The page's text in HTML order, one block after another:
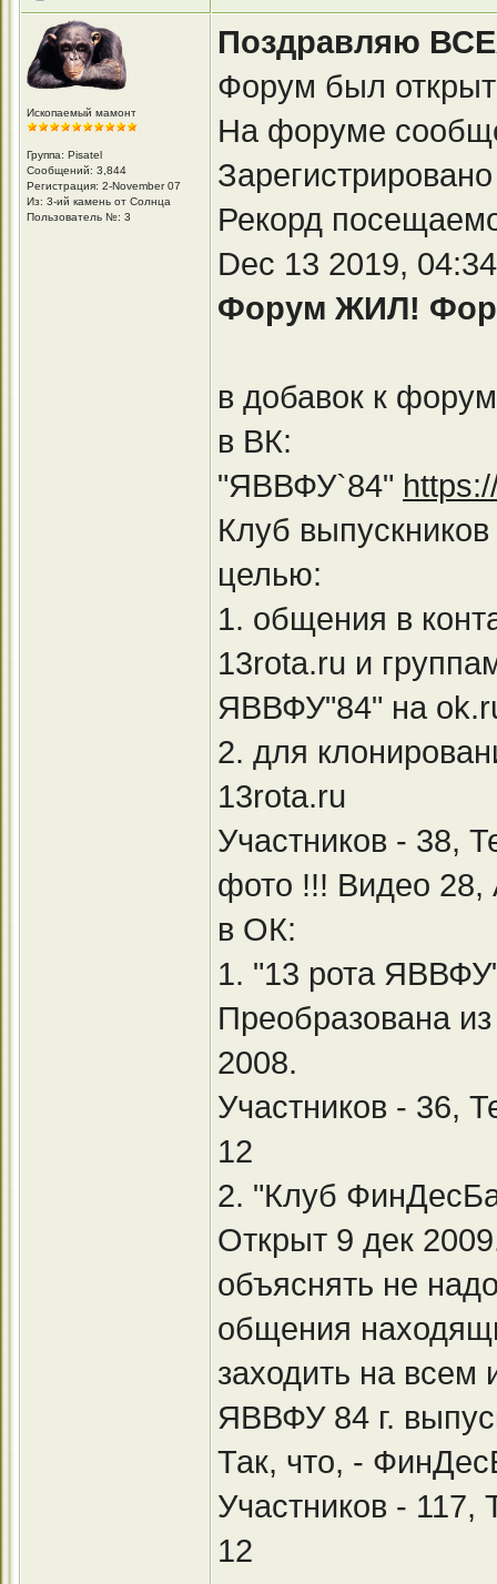
Ископаемый мамонт
Группа: Pisatel
Сообщений: 3,844
Регистрация: 2-November 07
Из: 3-ий камень от Солнца
Пользователь №: 3
Поздравляю
Форум был
На форуме
Рекорд
Dec 13 2019,
Форум ЖИЛ!
в добавок к
в ВК:
"ЯВВФУ`84"
Клуб
целью:
1. общения в
13rota.ru и
ЯВВФУ"84" на
2. для
13rota.ru
Участников - 38,
фото !!! Видео 28,
в ОК:
1. "13 рота
Преобразована
2008.
Участников - 36,
12
2. "Клуб
Открыт 9 дек
объяснять не
общения
заходить на
ЯВВФУ 84 г.
Так, что, -
Участников -
12